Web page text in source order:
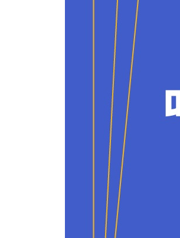
08. 성공 확률이 높은 일은 따
09. 우울증을 견디게 해준 두
10. 전문가를 믿지 마라
11. 주위 사람의 영향력
PART 4. 결국은 시스템이다
01. 행복의 메커니즘
02. 건강한 식습관이 시작이
03. 지금 당장 운동하라
04. 시도하지 않으면 아무것
05. 운을 끌어당기려면
06. 포기하지 마라
07. JUST DO IT
마치며 당신만의 시스템을 기